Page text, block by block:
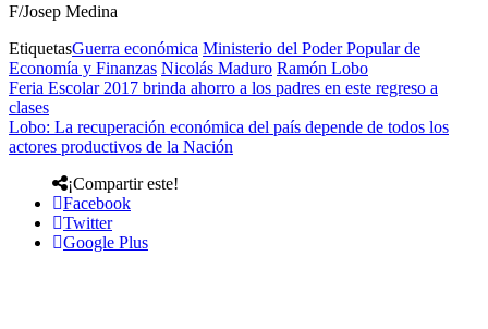
F/Josep Medina
EtiquetasGuerra económica Ministerio del Poder Popular de
Economía y Finanzas Nicolás Maduro Ramón Lobo
Feria Escolar 2017 brinda ahorro a los padres en este regreso a
clases
Lobo: La recuperación económica del país depende de todos los
actores productivos de la Nación
¡Compartir este!
Facebook
Twitter
Google Plus